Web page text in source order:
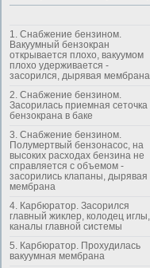
1. Снабжение бензином.
Вакуумный бензокран
открывается плохо, вакуумом
плохо удерживается -
засорился, дырявая мембрана
2. Снабжение бензином.
Засорилась приемная сеточка
бензокрана в баке
3. Снабжение бензином.
Полумертвый бензонасос, на
высоких расходах бензина не
справляется с объемом -
засорились клапаны, дырявая
мембрана
4. Карбюратор. Засорился
главный жиклер, колодец иглы,
каналы главной системы
5. Карбюратор. Прохудилась
вакуумная мембрана